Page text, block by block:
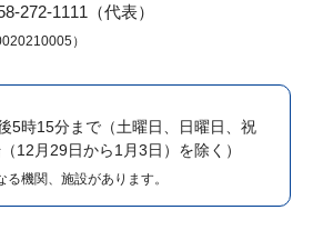
272-1111（代表）
）
5時15分まで （土曜日、日曜日、祝
12月29日から1月3日）を除く）
機関、施設があります。